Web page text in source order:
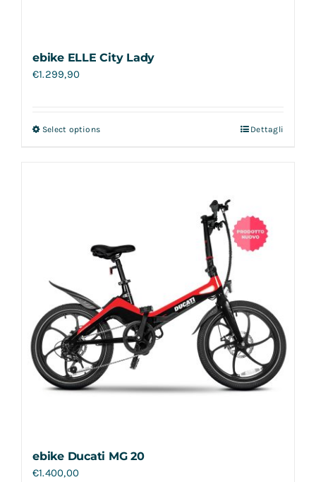
ebike ELLE City Lady
€1.299,90
Select options Dettagli
ebike Ducati MG 20
€1.400,00